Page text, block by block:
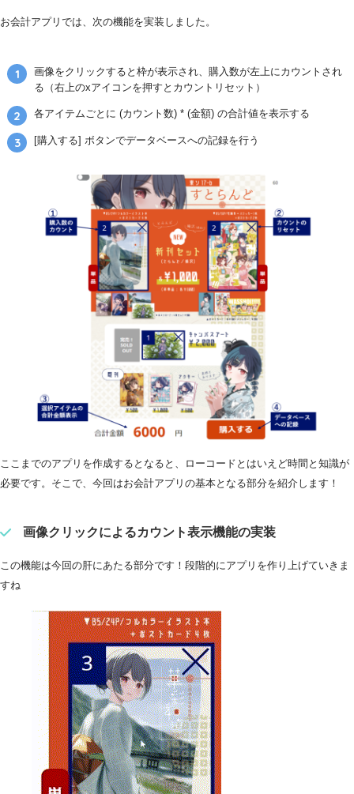
お会計アプリでは、次の機能を実装しました。
画像をクリックすると枠が表示され、購入数が左上にカウントされ
る（右上のxアイコンを押すとカウントリセット）
各アイテムごとに (カウント数) * (金額) の合計値を表示する
[購入する] ボタンでデータベースへの記録を行う
ここまでのアプリを作成するとなると、ローコードとはいえど時間と知識が
必要です。そこで、今回はお会計アプリの基本となる部分を紹介します！
画像クリックによるカウント表示機能の実装
この機能は今回の肝にあたる部分です！段階的にアプリを作り上げていきま
すね